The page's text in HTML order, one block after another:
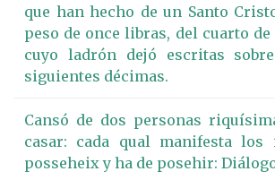
que han hecho de un Santo
peso de once libras, del cuarto de
cuyo ladrón dejó escritas
siguientes décimas.
Cansó de dos personas
casar: cada qual manifesta los
posseheix y ha de posehir: